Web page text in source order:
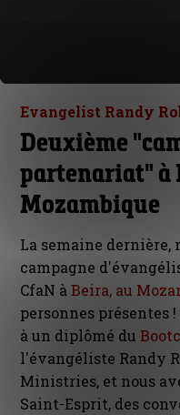
Evangelist Randy
Deuxième
partenariat" à
Mozambique
La semaine dernière,
campagne
CfaN àBeira, au
personnes présentes
à un diplômé du
l'évangéliste Randy
Ministries, et nous
Saint-Esprit, des